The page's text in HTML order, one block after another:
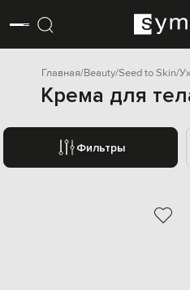
Главная Beauty Seed to Skin
Крема для
Фильтры